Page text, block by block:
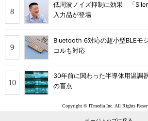
低周波ノイズ抑制に効果 「
入力品が登場
Bluetooth 6対応の超小型BLEモ
コルも対応
30年前に関わった半導体用温調
の盲点
Copyright © ITmedia Inc. All Rights